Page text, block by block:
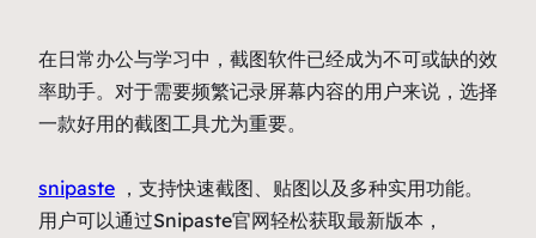
在日常办公与学习中，截图软件已经成为不可或缺的效
率助手。对于需要频繁记录屏幕内容的用户来说，选择
一款好用的截图工具尤为重要。
snipaste ，支持快速截图、贴图以及多种实用功能。
用户可以通过Snipaste官网轻松获取最新版本，